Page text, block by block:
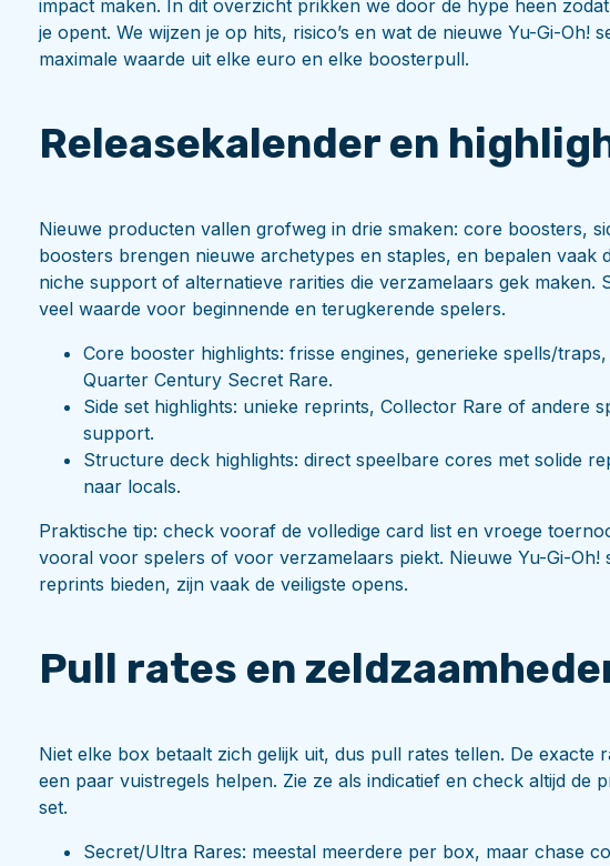
impact maken. In dit overzicht prikken we door de hype heen
je opent. We wijzen je op hits, risico’s en wat de nieuwe Yu-Gi-Oh!
maximale waarde uit elke euro en elke boosterpull.
Releasekalender en
Nieuwe producten vallen grofweg in drie smaken: core boosters,
boosters brengen nieuwe archetypes en staples, en bepalen vaak
niche support of alternatieve rarities die verzamelaars gek maken.
veel waarde voor beginnende en terugkerende spelers.
Core booster highlights: frisse engines, generieke spells/
Quarter Century Secret Rare.
Side set highlights: unieke reprints, Collector Rare of andere
support.
Structure deck highlights: direct speelbare cores met solide
naar locals.
Praktische tip: check vooraf de volledige card list en vroege
vooral voor spelers of voor verzamelaars piekt. Nieuwe Yu-Gi-Oh!
reprints bieden, zijn vaak de veiligste opens.
Pull rates en
Niet elke box betaalt zich gelijk uit, dus pull rates tellen. De exacte
een paar vuistregels helpen. Zie ze als indicatief en check altijd de
set.
Secret/Ultra Rares: meestal meerdere per box, maar chase